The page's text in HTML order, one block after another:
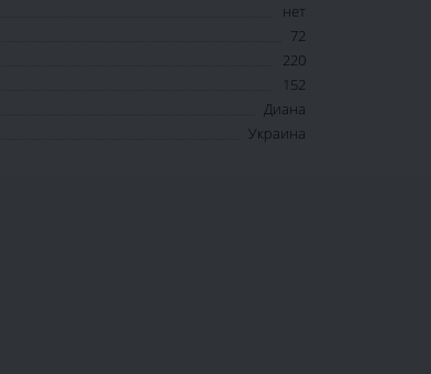
нет
72
220
152
Диана
Украина